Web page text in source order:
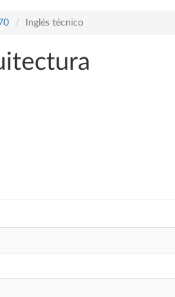
Inglés técnico